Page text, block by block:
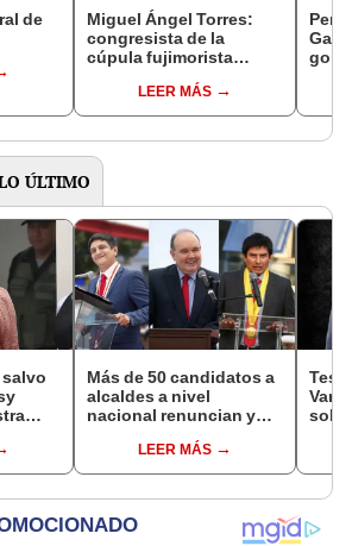
de
Miguel Ángel Torres:
congresista de la
cúpula fujimorista
del SenadoLEER MÁS
ÚLTIMO
Más de 50 candidatos a
alcaldes a nivel
nacional renuncian y
encubiertaLEER MÁS